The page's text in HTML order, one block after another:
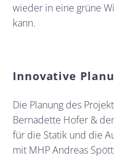
wieder in eine grüne
kann.
Innovative
Die Planung des
Bernadette Hofer &
für die Statik und die
mit MHP Andreas